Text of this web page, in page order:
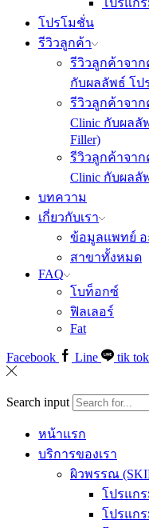
โปรแก
โปรโมชั่น
รีวิวลูกค้า
รีวิวลูกค้าจาก
กับผลลัพธ์ โป
รีวิวลูกค้าจาก
Clinic กับผลลั
Filler)
รีวิวลูกค้าจาก
Clinic กับผลลั
บทความ
เกี่ยวกับเรา
ข้อมูลแพทย์ อ
สาขาทั้งหมด
FAQ
โบท็อกซ์
ฟิลเลอร์
Fat
Facebook Line tik tok
Search input
หน้าแรก
บริการของเรา
ผิวพรรณ
โปรแก
โปรแก